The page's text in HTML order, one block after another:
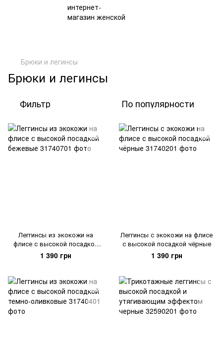
Брюки и легинсы
Брюки и легинсы
Фильтр По популярности
Леггинсы из экокожи на
флисе с высокой посадкой
бежевые
1 390 грн
Леггинсы с экокожи на флисе
с высокой посадкой чёрные
1 390 грн